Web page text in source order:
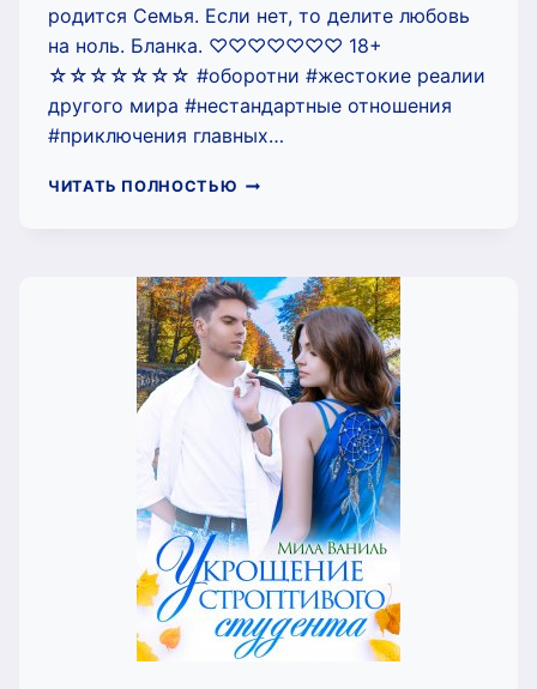
родится Семья. Если нет, то делите любовь
на ноль. Бланка. ♡♡♡♡♡♡♡ 18+
☆☆☆☆☆☆☆ #оборотни #жестокие реалии
другого мира #нестандартные отношения
#приключения главных…
ЧИТАТЬ ПОЛНОСТЬЮ БЛАНКА